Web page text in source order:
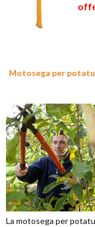
Motosega per
La motosega per